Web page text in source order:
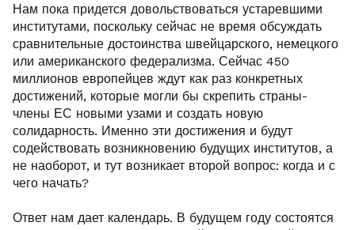
Нам пока придется довольствоваться устаревшими
институтами, поскольку сейчас не время обсуждать
сравнительные достоинства швейцарского, немецкого
или американского федерализма. Сейчас 450
миллионов европейцев ждут как раз конкретных
достижений, которые могли бы скрепить страны-
члены ЕС новыми узами и создать новую
солидарность. Именно эти достижения и будут
содействовать возникновению будущих институтов, а
не наоборот, и тут возникает второй вопрос: когда и с
чего начать?
Ответ нам дает календарь. В будущем году состоятся